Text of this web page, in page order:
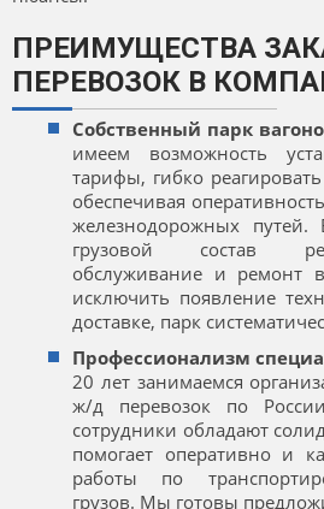
ПРЕИМУЩЕСТВА
ПЕРЕВОЗОК В
Собственный парк
имеем возможность
тарифы, гибко
обеспечивая
железнодорожных
грузовой состав
обслуживание и ремонт
исключить появление
доставке, парк
Профессионализм
20 лет занимаемся
ж/д перевозок по
сотрудники обладают
помогает оперативно и
работы по
грузов. Мы готовы